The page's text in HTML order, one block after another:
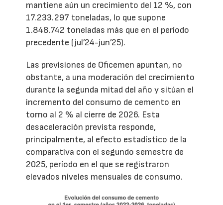
mantiene aún un crecimiento del 12 %, con
17.233.297 toneladas, lo que supone
1.848.742 toneladas más que en el período
precedente (jul’24-jun’25).
Las previsiones de Oficemen apuntan, no
obstante, a una moderación del crecimiento
durante la segunda mitad del año y sitúan el
incremento del consumo de cemento en
torno al 2 % al cierre de 2026. Esta
desaceleración prevista responde,
principalmente, al efecto estadístico de la
comparativa con el segundo semestre de
2025, período en el que se registraron
elevados niveles mensuales de consumo.